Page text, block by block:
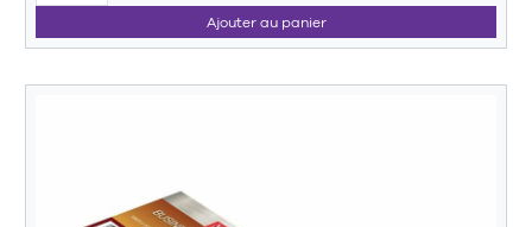
Ajouter au panier